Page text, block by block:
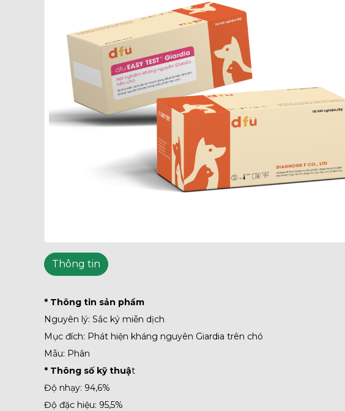
Thông tin
* Thông tin sản phẩm
Nguyên lý: Sắc ký miễn dịch
Mục đích: Phát hiện kháng nguyên Giardia trên chó
Mẫu: Phân
* Thông số kỹ thuật
Độ nhạy: 94,6%
Độ đặc hiệu: 95,5%